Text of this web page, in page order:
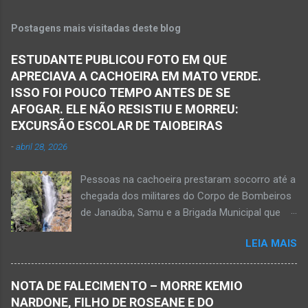
ficaram presas nas ferragens. Equipes do
Pelotão do Corpo de Bombeiros Militar de
Janaúba seguiram para o local. Uma mulher
morreu e a outra vítima ficou gravemente
ferida e foi levada pelos socorristas do Samu
para o hospital na cidade de Monte Azul. Essa
do Suporte Aéreo Avançado de Vida (SAAV)
para unidade hospi...
Postagens mais visitadas deste blog
ESTUDANTE PUBLICOU FOTO EM QUE
APRECIAVA A CACHOEIRA EM MATO VERDE.
ISSO FOI POUCO TEMPO ANTES DE SE
AFOGAR. ELE NÃO RESISTIU E MORREU:
EXCURSÃO ESCOLAR DE TAIOBEIRAS
-abril 28, 2026
Pessoas na cachoeira prestaram socorro até a
chegada dos militares do Corpo de Bombeiros
de Janaúba, Samu e a Brigada Municipal que
resistiu e foi a óbito Foto álbum pessoal Kauan
Pereira Alves publicou em sua rede social a
foto em que apreciava a Cachoeira Maria Rosa,
em Mato Verde, pouco tempo antes de se
LEIA MAIS
NOTA DE FALECIMENTO – MORRE KEMIO
NARDONE, FILHO DE ROSEANE E DO